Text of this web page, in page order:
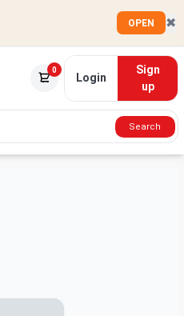
OPEN ✖
0
Login
Sign
up
Search